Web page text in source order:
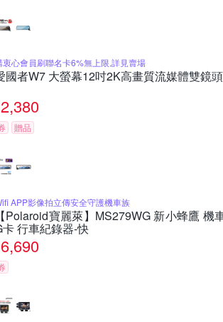
衷心會員刷聯名卡6%無上限,詳見賣場
國者W7 大螢幕12吋2K高畫質流媒體雙鏡
2,380
贈品
APP影像拍立傳安全守護機車族
Polaroid寶麗萊】MS279WG 新小蜂鷹
卡 行車紀錄器-快
6,690